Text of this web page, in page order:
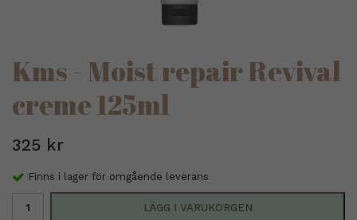
Kms - Moist repair Revival
creme 125ml
325 kr
Finns i lager för omgående leverans
LÄGG I VARUKORGEN